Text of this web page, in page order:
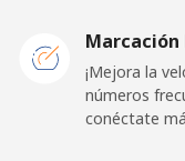
Línea fija ⁦19.5¢⁩
⁦21.5¢⁩
Marcación
¡Mejora la
números
conéctate